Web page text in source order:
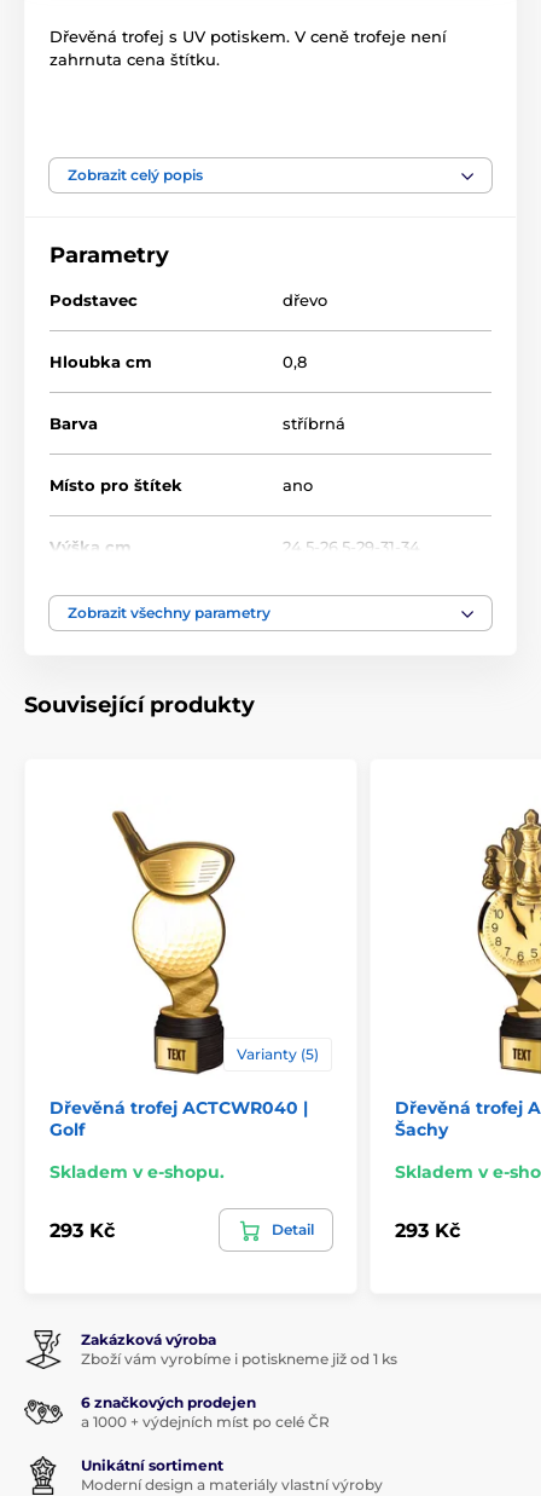
Dřevěná trofej s UV potiskem. V ceně trofeje není
zahrnuta cena štítku.
Šachy ACTCWR
Zobrazit celý popis
Parametry
Podstavec dřevo
Hloubka cm 0,8
Barva stříbrná
Místo pro štítek ano
Výška cm 24,5-26,5-29-31-34
Motiv
Zobrazit všechny parametry
Související produkty
Varianty (5)
Dřevěná trofej ACTCWR040 |
Golf
Skladem v e-shopu.
293 Kč Detail
Dřevěná trofej
Šachy
Skladem v e-
293 Kč
Zakázková výroba
Zboží vám vyrobíme i potiskneme již od 1 ks
6 značkových prodejen
a 1000 + výdejních míst po celé ČR
Unikátní sortiment
Moderní design a materiály vlastní výroby